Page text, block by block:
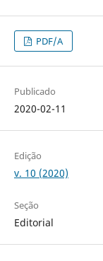
PDF/A
Publicado
2020-02-11
Edição
v. 10 (2020)
Seção
Editorial